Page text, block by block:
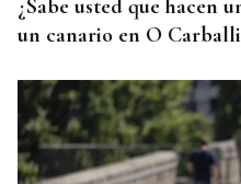
¿Sabe usted que hacen
un canario en O